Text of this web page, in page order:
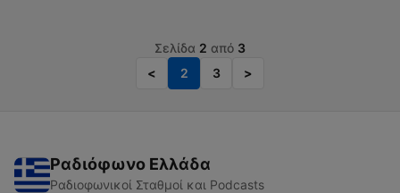
Σελίδα 2 από 3
<
2 3 >
Ραδιόφωνο Ελλάδα
Ραδιοφωνικοί Σταθμοί και Podcasts